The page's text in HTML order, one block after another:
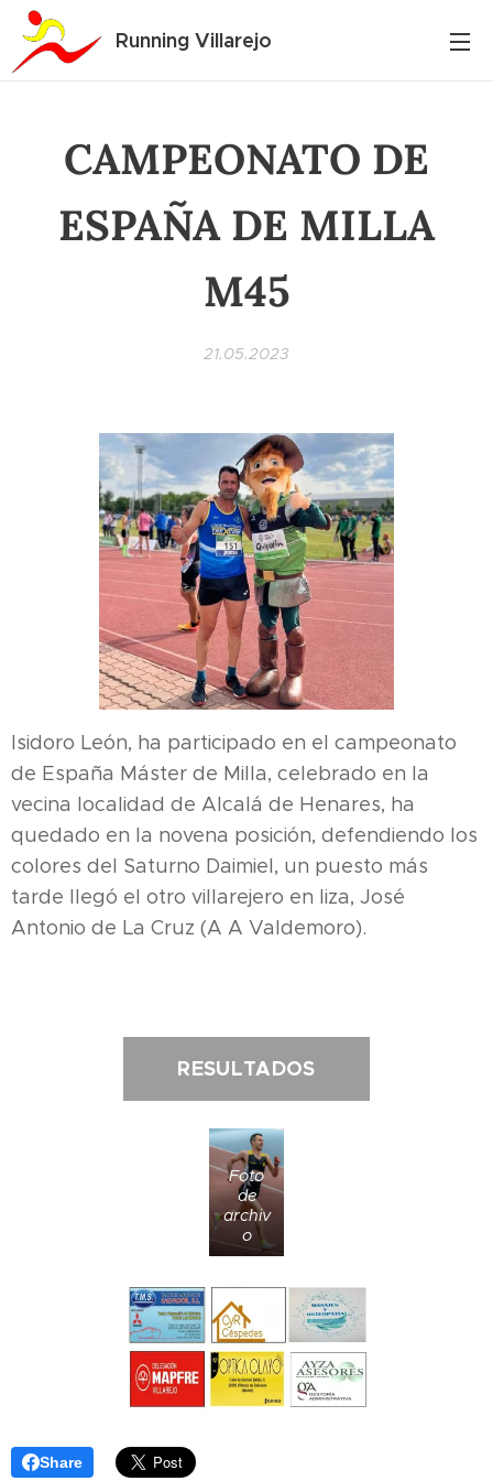
Running Villarejo
CAMPEONATO DE
ESPAÑA DE MILLA
M45
21.05.2023
Isidoro León, ha participado en el campeonato
de España Máster de Milla, celebrado en la
vecina localidad de Alcalá de Henares, ha
quedado en la novena posición, defendiendo los
colores del Saturno Daimiel, un puesto más
tarde llegó el otro villarejero en liza, José
Antonio de La Cruz (A A Valdemoro).
RESULTADOS
Foto
de
archiv
o
Share